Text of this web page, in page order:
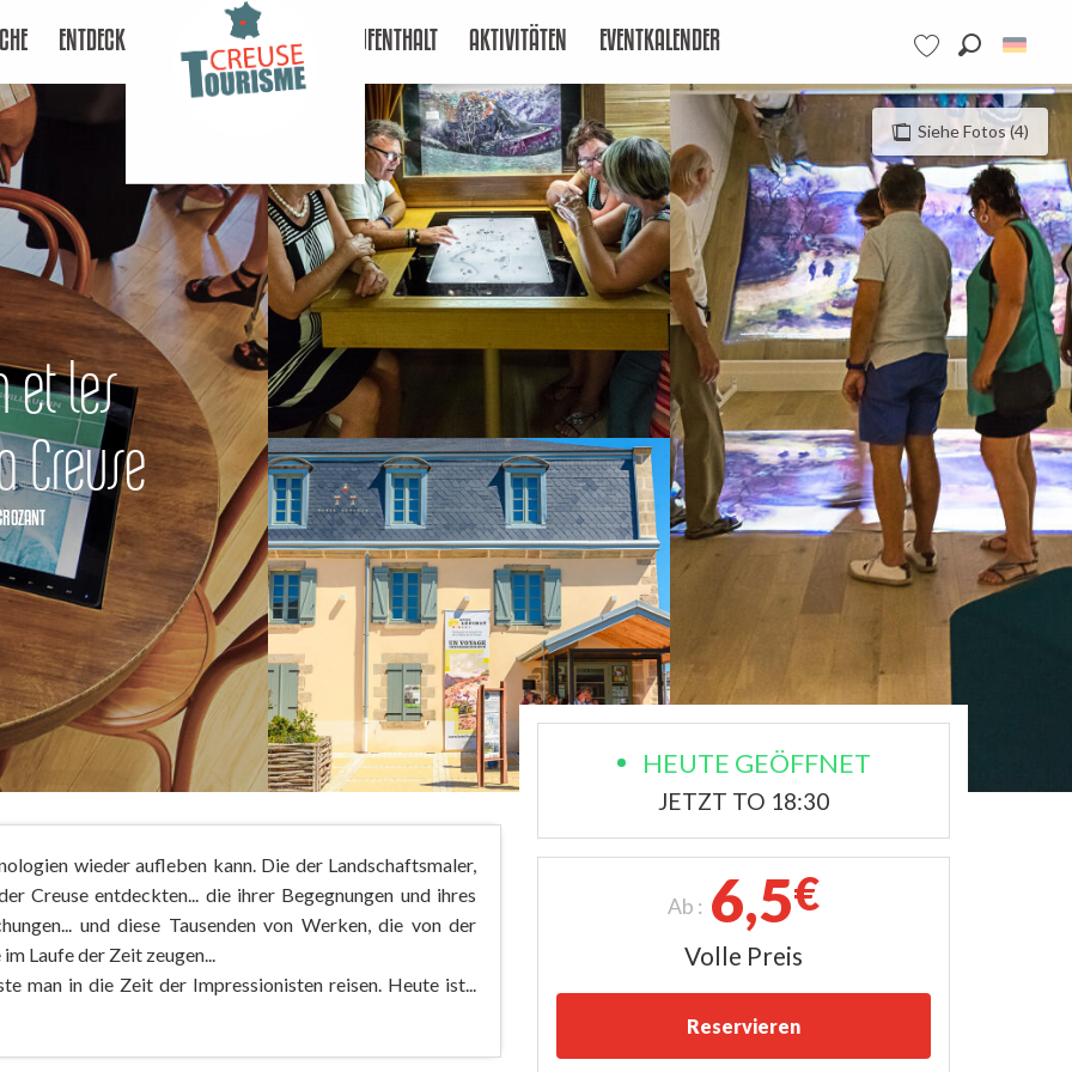
Voir les favoris
ENTDECKEN AUFENTHALT AKTIVITÄTEN EVENTKALENDER
Siehe Fotos (4)
et les
Creuse
wieder aufleben kann. Die der Landschaftsmaler,
Creuse entdeckten... die ihrer Begegnungen und ihres
und diese Tausenden von Werken, die von der
Laufe der Zeit zeugen...
man in die Zeit der Impressionisten reisen. Heute ist...
HEUTE GEÖFFNET
JETZT TO 18:30
Ab : 6,5€
Volle Preis
Reservieren